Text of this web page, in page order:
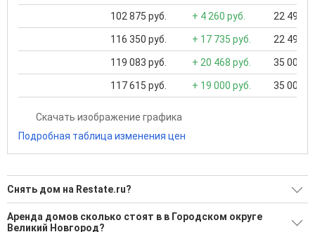
102 875 руб. + 4 260 руб. 22 499
116 350 руб. + 17 735 руб. 22 499
119 083 руб. + 20 468 руб. 35 000
117 615 руб. + 19 000 руб. 35 000
Скачать изображение графика
Подробная таблица изменения цен
Снять дом на Restate.ru?
Аренда домов сколько стоят в в Городском округе
Великий Новгород?